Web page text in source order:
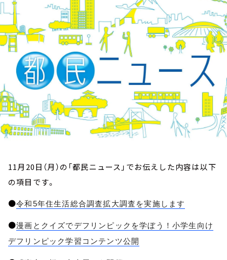
イベント・グッズ
YouTube
会社情報
11月20日（月）の「都民ニュース」でお伝えした内容は以下
の項目です。
●令和5年住生活総合調査拡大調査を実施します
●漫画とクイズでデフリンピックを学ぼう！小学生向け
デフリンピック学習コンテンツ公開